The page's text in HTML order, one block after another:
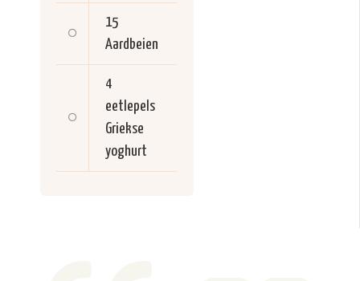
15
Aardbeien
4
eetlepels
Griekse
yoghurt